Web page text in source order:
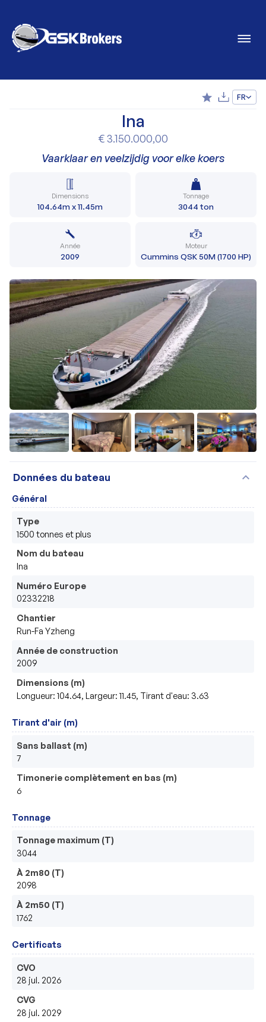
FR
Ina
€ 3.150.000,00
Vaarklaar en veelzijdig voor elke koers
Dimensions
104.64m x 11.45m
Tonnage
3044 ton
Année
2009
Moteur
Cummins QSK 50M (1700 HP)
+23
Données du bateau expand_more
Général
Type
1500 tonnes et plus
Nom du bateau
Ina
Numéro Europe
02332218
Chantier
Run-Fa Yzheng
Année de construction
2009
Dimensions (m)
Longueur: 104.64, Largeur: 11.45, Tirant d'eau: 3.63
Tirant d'air (m)
Sans ballast (m)
7
Timonerie complètement en bas (m)
6
Tonnage
Tonnage maximum (T)
3044
À 2m80 (T)
2098
À 2m50 (T)
1762
Certificats
CVO
28 jul. 2026
CVG
28 jul. 2029